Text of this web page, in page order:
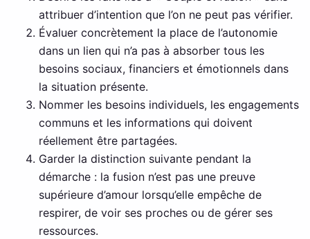
attribuer d’intention que l’on ne peut pas vérifier.
Évaluer concrètement la place de l’autonomie
dans un lien qui n’a pas à absorber tous les
besoins sociaux, financiers et émotionnels dans
la situation présente.
Nommer les besoins individuels, les engagements
communs et les informations qui doivent
réellement être partagées.
Garder la distinction suivante pendant la
démarche : la fusion n’est pas une preuve
supérieure d’amour lorsqu’elle empêche de
respirer, de voir ses proches ou de gérer ses
ressources.